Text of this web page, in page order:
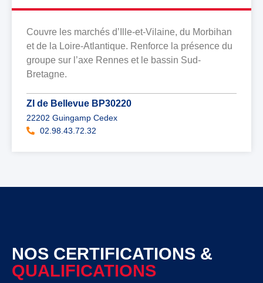
Couvre les marchés d’Ille-et-Vilaine, du Morbihan
et de la Loire-Atlantique. Renforce la présence du
groupe sur l’axe Rennes et le bassin Sud-
Bretagne.
ZI de Bellevue BP30220
22202 Guingamp Cedex
02.98.43.72.32
NOS CERTIFICATIONS &
QUALIFICATIONS